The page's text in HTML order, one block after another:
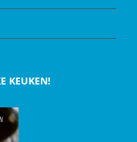
KEUKEN!